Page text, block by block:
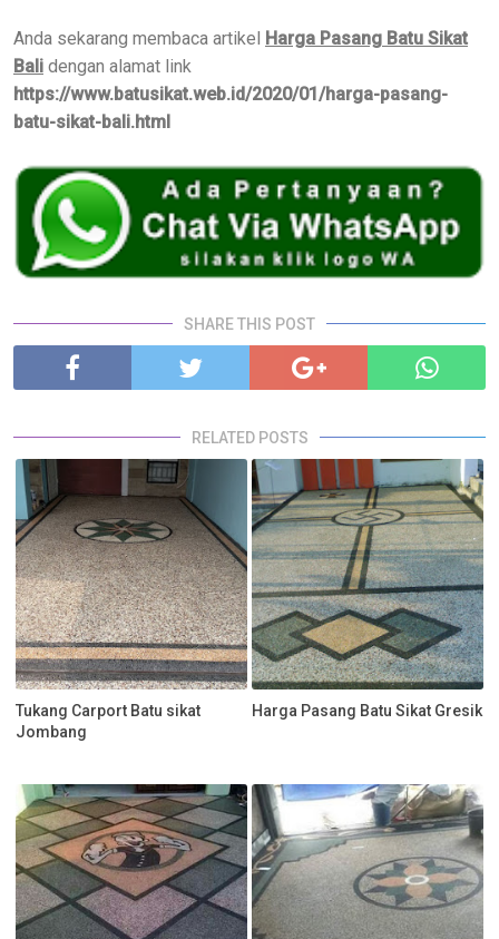
Anda sekarang membaca artikel Harga Pasang Batu Sikat
Bali dengan alamat link
https://www.batusikat.web.id/2020/01/harga-pasang-
batu-sikat-bali.html
SHARE THIS POST
RELATED POSTS
Tukang Carport Batu sikat
Jombang
Harga Pasang Batu Sikat Gresik